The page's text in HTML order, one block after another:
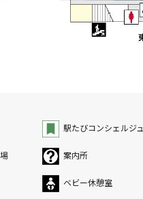
駅たびコンシェルジュ
案内所
ベビー休憩室